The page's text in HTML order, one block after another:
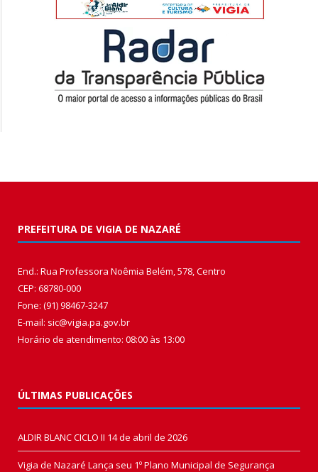
PREFEITURA DE VIGIA DE NAZARÉ
End.: Rua Professora Noêmia Belém, 578, Centro
CEP: 68780-000
Fone: (91) 98467-3247
E-mail: sic@vigia.pa.gov.br
Horário de atendimento: 08:00 às 13:00
ÚLTIMAS PUBLICAÇÕES
ALDIR BLANC CICLO II 14 de abril de 2026
Vigia de Nazaré Lança seu 1º Plano Municipal de Segurança